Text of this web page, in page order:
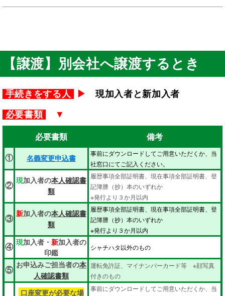
【譲渡】別会社へ譲渡するとき
手続きをする人 ▶ 現加入者と新加入者
必要書類 ▼
必要書類 備考
① 名義変更申込書
事前にダウンロードしてご用意いただくか、当
社窓口にてご記入ください。
②
現加入者の本人確認書
類
履歴事項全部証明書、現在事項全部証明書、登
記簿謄（抄）本のいずれか
※発行より３か月以内
③
新加入者の本人確認書
類
履歴事項全部証明書、現在事項全部証明書、登
記簿謄（抄）本のいずれか
※発行より３か月以内
④
現加入者・ 新加入者の
印鑑
シャチハタ以外のもの
⑤
お申込みご担当者の本
人確認書類
運転免許証、マイナンバーカード等 ※顔写真
付きのもの
口座変更が必要な場
事前にダウンロードしてご用意いただくか、当